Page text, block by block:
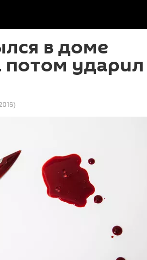
в доме
потом ударил
)